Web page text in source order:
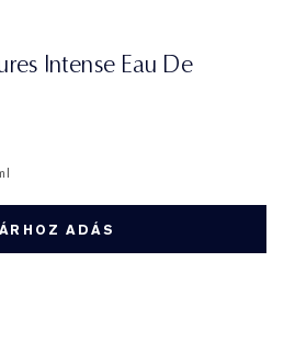
Intense Eau De
ADÁS